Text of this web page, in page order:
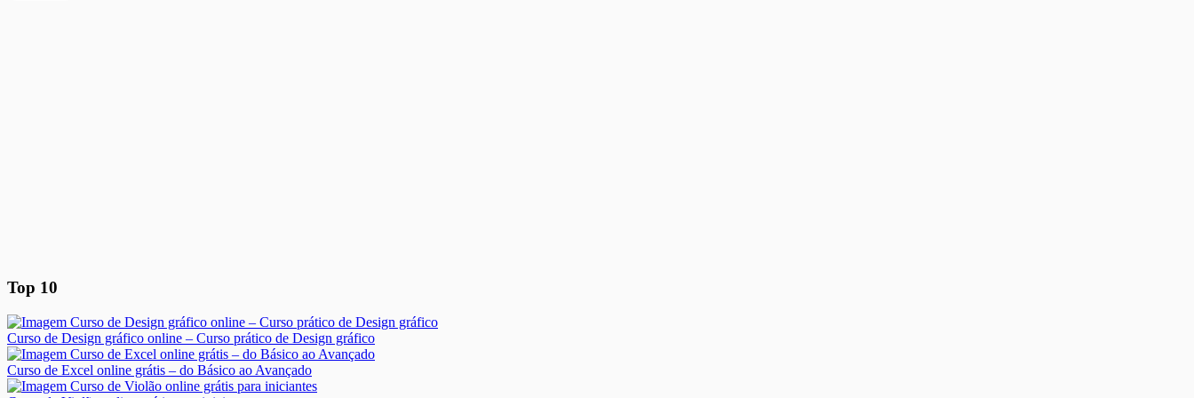
Top 10
Curso de Design gráfico online – Curso prático de Design gráfico
Curso de Excel online grátis – do Básico ao Avançado